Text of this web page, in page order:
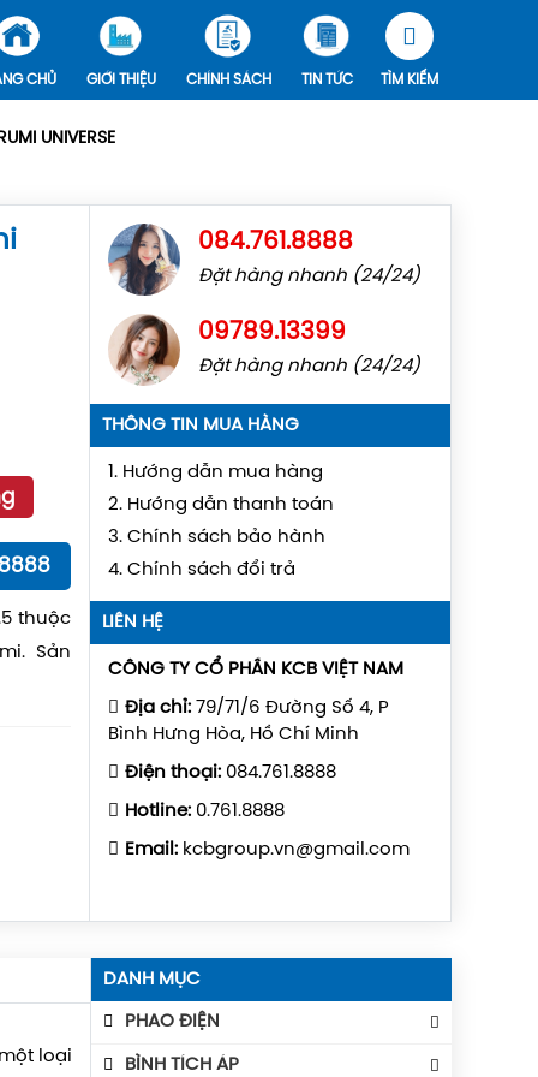
CHỦ GIỚI THIỆU CHÍNH SÁCH TIN TỨC TÌM KIẾM
UNIVERSE
thuộc
Sản
đặc
084.761.8888
Đặt hàng nhanh (24/24)
09789.13399
Đặt hàng nhanh (24/24)
THÔNG TIN MUA HÀNG
1. Hướng dẫn mua hàng
2. Hướng dẫn thanh toán
3. Chính sách bảo hành
4. Chính sách đổi trả
LIÊN HỆ
CÔNG TY CỔ PHẦN KCB VIỆT NAM
Địa chỉ: 79/71/6 Đường Số 4, P
Bình Hưng Hòa, Hồ Chí Minh
Điện thoại: 084.761.8888
Hotline: 0.761.8888
Email: kcbgroup.vn@gmail.com
loại
DANH MỤC
PHAO ĐIỆN
Phao Báo Mức
BÌNH TÍCH ÁP